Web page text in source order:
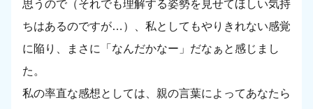
思うので（それでも理解する姿勢を見せてほしい気持
ちはあるのですが…）、私としてもやりきれない感覚
に陥り、まさに「なんだかなー」だなぁと感じまし
た。
私の率直な感想としては、親の言葉によってあなたら